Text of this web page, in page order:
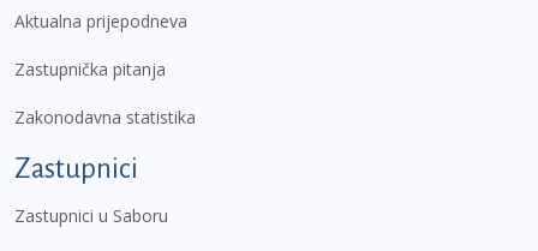
Aktualna prijepodneva
Zastupnička pitanja
Zakonodavna statistika
Zastupnici
Zastupnici u Saboru